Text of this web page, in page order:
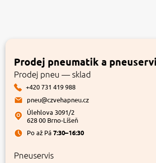
Prodej pneumatik a
Prodej pneu — sklad
+420 731 419 988
pneu@czvehapneu.cz
Úlehlova 3091/2
628 00 Brno-Líšeň
Po až Pá7:30–16:30
Pneuservis